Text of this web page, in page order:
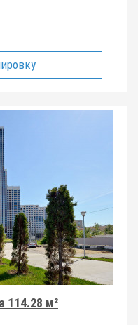
114.28 м²